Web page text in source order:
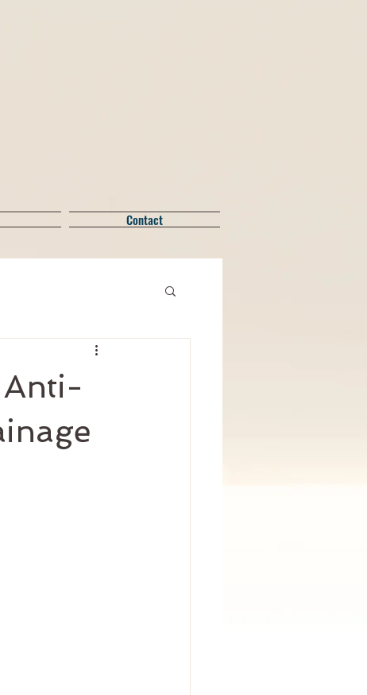
Contact
Anti-